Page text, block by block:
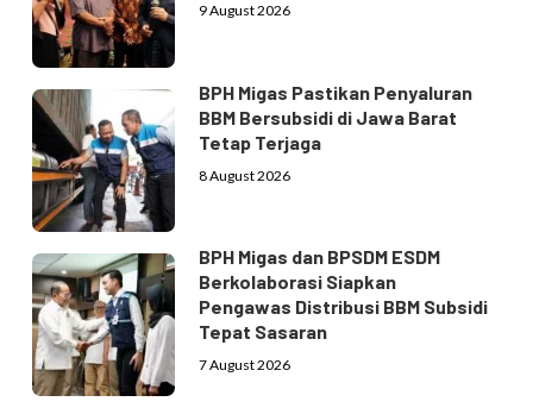
9 August 2026
BPH Migas Pastikan Penyaluran
BBM Bersubsidi di Jawa Barat
Tetap Terjaga
8 August 2026
BPH Migas dan BPSDM ESDM
Berkolaborasi Siapkan
Pengawas Distribusi BBM Subsidi
Tepat Sasaran
7 August 2026